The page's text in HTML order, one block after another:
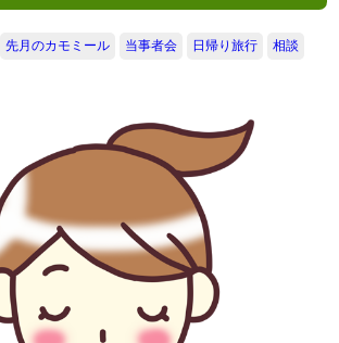
先月のカモミール 当事者会 日帰り旅行 相談